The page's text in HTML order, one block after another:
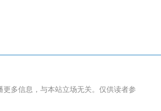
多信息，与本站立场无关。仅供读者参